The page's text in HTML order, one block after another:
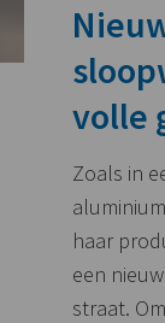
volle
Zoals in
haar
een
straat.